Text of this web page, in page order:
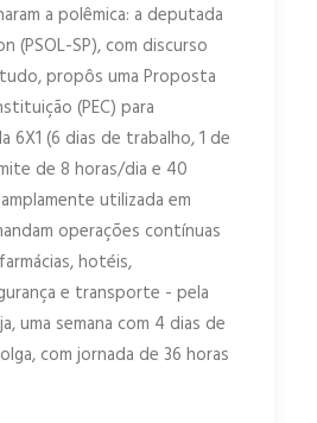
a polêmica: a deputada
(PSOL-SP), com discurso
propôs uma Proposta
(PEC) para
6X1 (6 dias de trabalho, 1 de
de 8 horas/dia e 40
utilizada em
operações contínuas
hotéis,
e transporte - pela
uma semana com 4 dias de
com jornada de 36 horas